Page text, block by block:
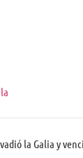
la Galia y